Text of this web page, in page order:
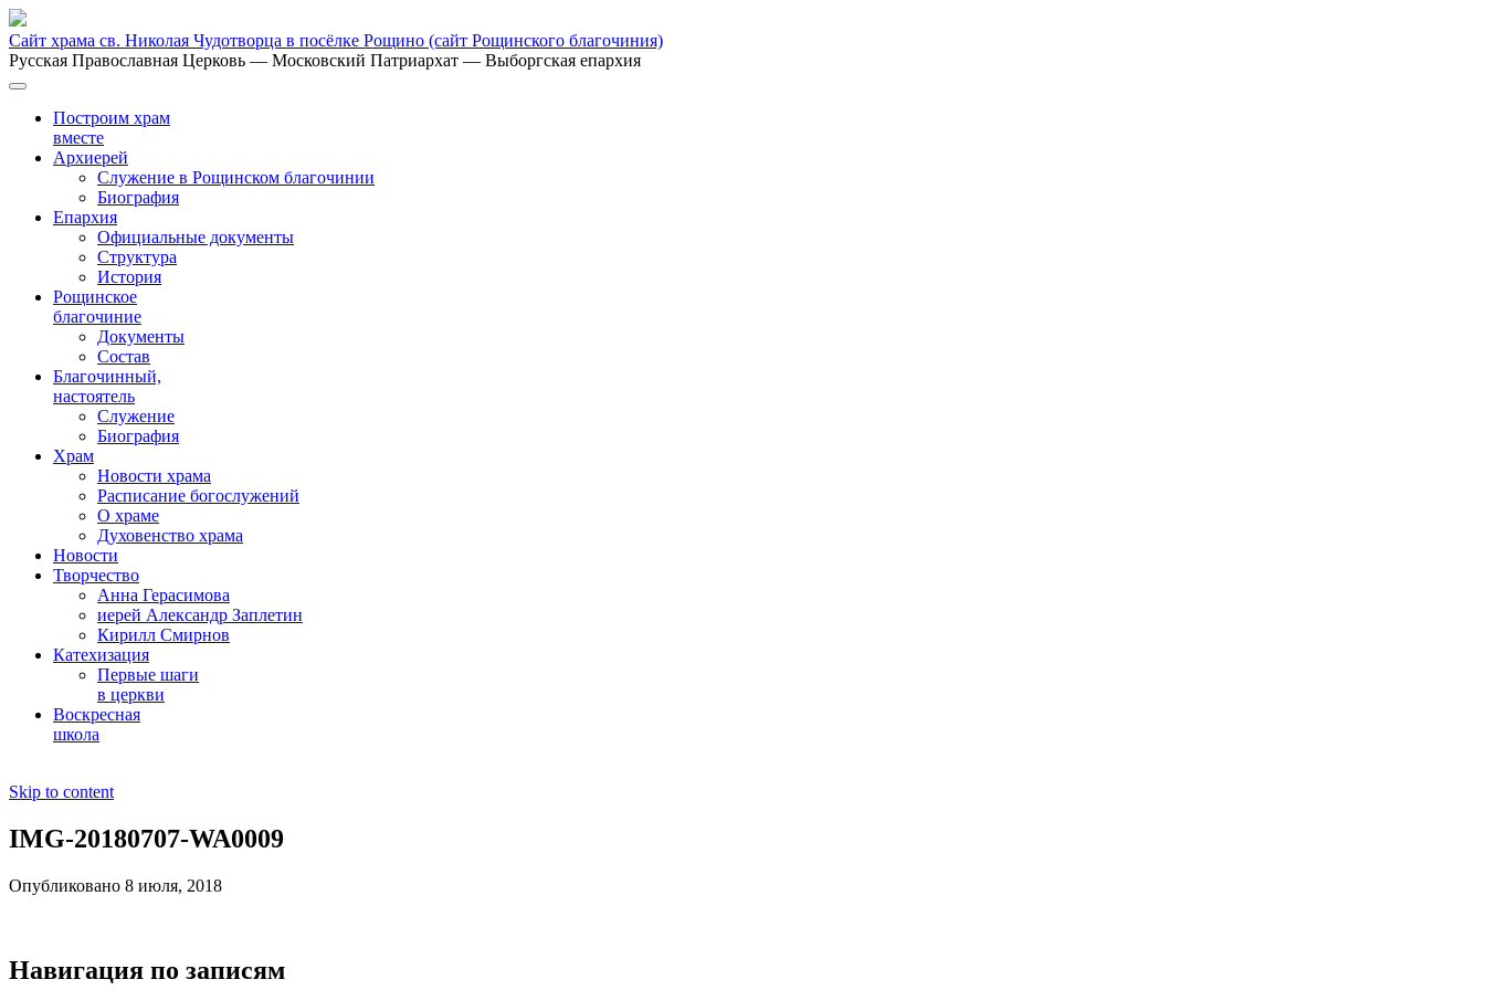
Сайт храма св. Николая Чудотворца в посёлке Рощино (сайт Рощинского благочиния)
Русская Православная Церковь — Московский Патриархат — Выборгская епархия
Построим храм
вместе
Архиерей
Служение в Рощинском благочинии
Биография
Епархия
Официальные документы
Структура
История
Рощинское
благочиние
Документы
Состав
Благочинный,
настоятель
Служение
Биография
Храм
Новости храма
Расписание богослужений
О храме
Духовенство храма
Новости
Творчество
Анна Герасимова
иерей Александр Заплетин
Кирилл Смирнов
Катехизация
Первые шаги
в церкви
Воскресная
школа
Skip to content
IMG-20180707-WA0009
Опубликовано 8 июля, 2018
Навигация по записям